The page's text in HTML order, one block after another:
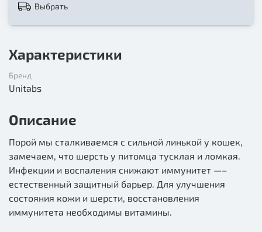
Выбрать
Характеристики
Бренд
Unitabs
Описание
Порой мы сталкиваемся с сильной линькой у кошек,
замечаем, что шерсть у питомца тусклая и ломкая.
Инфекции и воспаления снижают иммунитет —–
естественный защитный барьер. Для улучшения
состояния кожи и шерсти, восстановления
иммунитета необходимы витамины.